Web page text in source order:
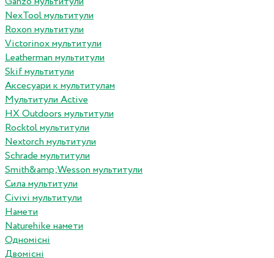
NexTool мультитули
Roxon мультитули
Victorinox мультитули
Leatherman мультитули
Skif мультитули
Аксесуари к мультитулам
Мультитули Active
HX Outdoors мультитули
Rocktol мультитули
Nextorch мультитули
Schrade мультитули
Smith&amp;Wesson мультитули
Сила мультитули
Civivi мультитули
Намети
Naturehike намети
Одномісні
Двомісні